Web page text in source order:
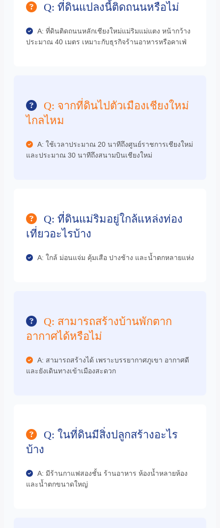
Q: ที่ดินแปลงนี้ติดถนนหรือไม่
A: ที่ดินติดถนนหลักเชียงใหม่แม่ริมแม่แตง หน้ากว้าง
ประมาณ 40 เมตร เหมาะกับธุรกิจร้านอาหารหรือคาเฟ่
Q: จากที่ดินไปตัวเมืองเชียงใหม่
ไกลไหม
A: ใช้เวลาประมาณ 20 นาทีถึงศูนย์ราชการเชียงใหม่
และประมาณ 30 นาทีถึงสนามบินเชียงใหม่
Q: ที่ดินแม่ริมอยู่ใกล้แหล่งท่อง
เที่ยวอะไรบ้าง
A: ใกล้ ม่อนแจ่ม คุ้มเสือ ปางช้าง และน้ำตกหลายแห่ง
Q: สามารถสร้างบ้านพักตาก
อากาศได้หรือไม่
A: สามารถสร้างได้ เพราะบรรยากาศภูเขา อากาศดี
และยังเดินทางเข้าเมืองสะดวก
Q: ในที่ดินมีสิ่งปลูกสร้างอะไร
บ้าง
A: มีร้านกาแฟสองชั้น ร้านอาหาร ห้องน้ำหลายห้อง
และน้ำตกขนาดใหญ่